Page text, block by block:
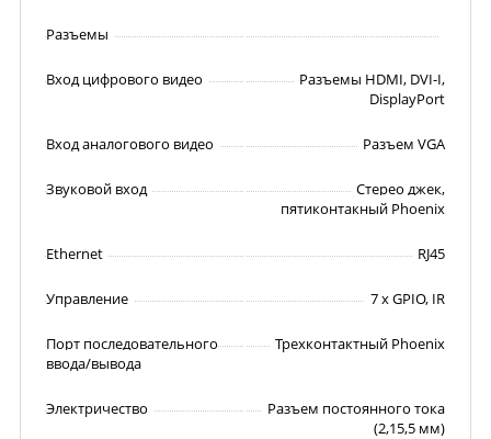
Разъемы
Вход цифрового видео
Разъемы HDMI, DVI-I,
DisplayPort
Вход аналогового видео Разъем VGA
Звуковой вход
Стерео джек,
пятиконтакный Phoenix
Ethernet RJ45
Управление 7 x GPIO, IR
Порт последовательного
ввода/вывода
Трехконтактный Phoenix
Электричество
Разъем постоянного тока
(2,15,5 мм)